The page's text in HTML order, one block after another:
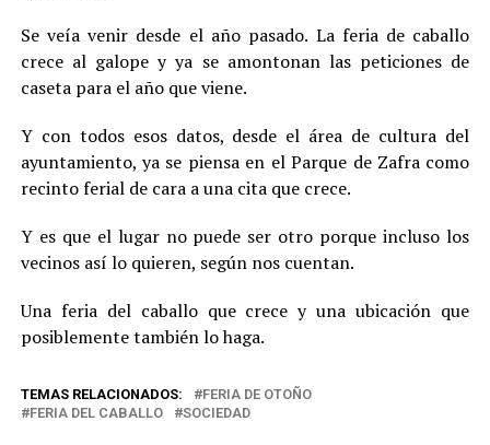
Se veía venir desde el año pasado. La feria de caballo
crece al galope y ya se amontonan las peticiones de
caseta para el año que viene.
Y con todos esos datos, desde el área de cultura del
ayuntamiento, ya se piensa en el Parque de Zafra como
recinto ferial de cara a una cita que crece.
Y es que el lugar no puede ser otro porque incluso los
vecinos así lo quieren, según nos cuentan.
Una feria del caballo que crece y una ubicación que
posiblemente también lo haga.
TEMAS RELACIONADOS:
FERIA DE OTOÑO
FERIA DEL CABALLO
SOCIEDAD